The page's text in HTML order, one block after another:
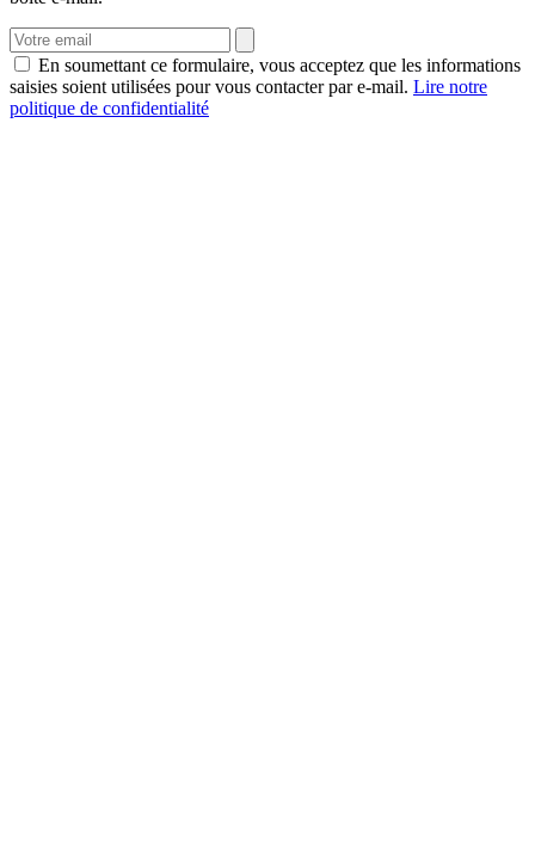
En soumettant ce formulaire, vous acceptez que les informations
saisies soient utilisées pour vous contacter par e-mail. Lire notre
politique de confidentialité